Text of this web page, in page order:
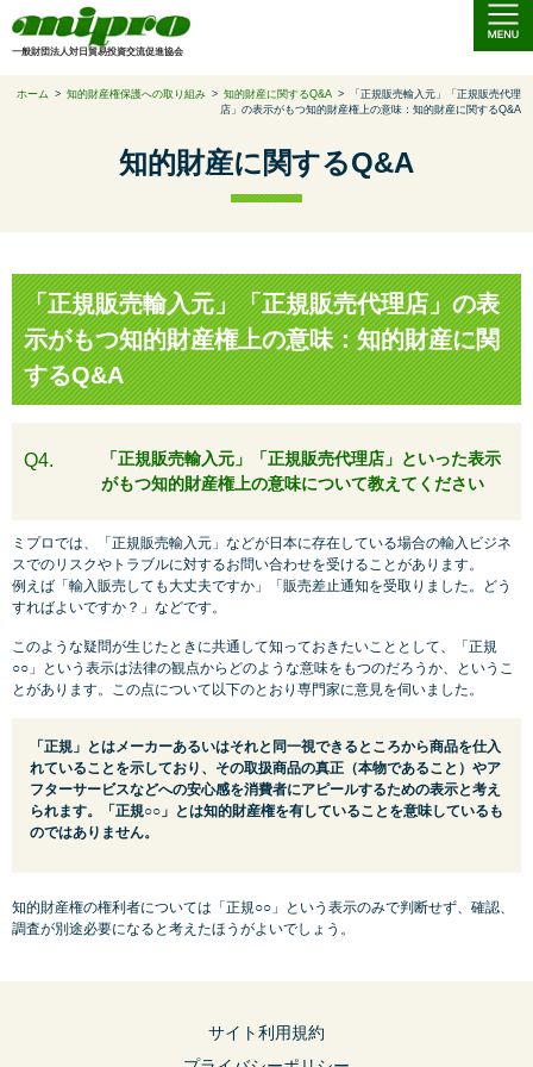
一般財団法人対日貿易投資交流促進協会
ホーム > 知的財産権保護への取り組み > 知的財産に関するQ&A >
「正規販売輸入元」「正規販売代理
店」の表示がもつ知的財産権上の意味：知的財産に関するQ&A
知的財産に関するQ&A
「正規販売輸入元」「正規販売代理店」の表
示がもつ知的財産権上の意味：知的財産に関
するQ&A
Q4.
「正規販売輸入元」「正規販売代理店」といった表示
がもつ知的財産権上の意味について教えてください
ミプロでは、「正規販売輸入元」などが日本に存在している場合の輸入ビジネ
スでのリスクやトラブルに対するお問い合わせを受けることがあります。
例えば「輸入販売しても大丈夫ですか」「販売差止通知を受取りました。どう
すればよいですか？」などです。
このような疑問が生じたときに共通して知っておきたいこととして、「正規
○○」という表示は法律の観点からどのような意味をもつのだろうか、というこ
とがあります。この点について以下のとおり専門家に意見を伺いました。
「正規」とはメーカーあるいはそれと同一視できるところから商品を仕入
れていることを示しており、その取扱商品の真正（本物であること）やア
フターサービスなどへの安心感を消費者にアピールするための表示と考え
られます。「正規○○」とは知的財産権を有していることを意味しているも
のではありません。
知的財産権の権利者については「正規○○」という表示のみで判断せず、確認、
調査が別途必要になると考えたほうがよいでしょう。
サイト利用規約